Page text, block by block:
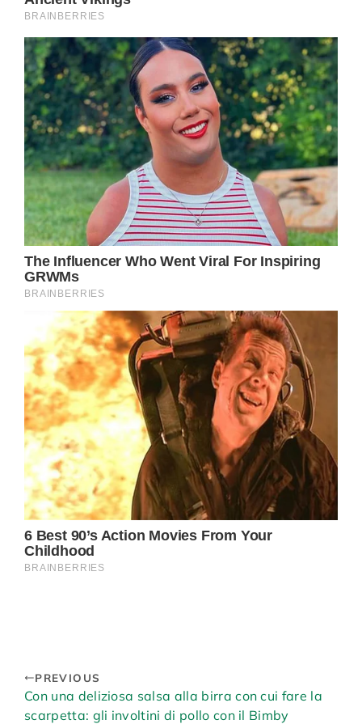
PREVIOUS
Con una deliziosa salsa alla birra con cui fare la
scarpetta: gli involtini di pollo con il Bimby